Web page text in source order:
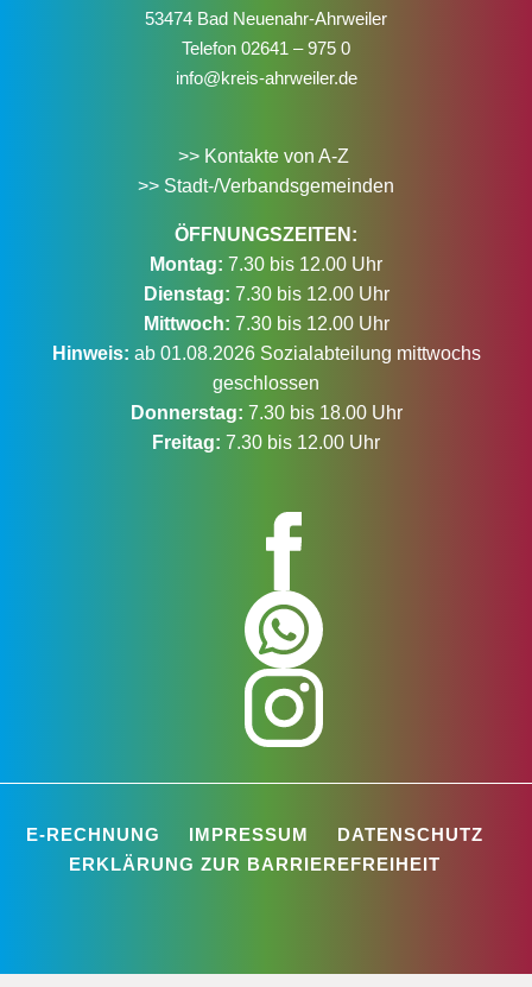
53474 Bad Neuenahr-Ahrweiler
Telefon 02641 – 975 0
info@kreis-ahrweiler.de
>> Kontakte von A-Z
>> Stadt-/Verbandsgemeinden
ÖFFNUNGSZEITEN:
Montag: 7.30 bis 12.00 Uhr
Dienstag: 7.30 bis 12.00 Uhr
Mittwoch: 7.30 bis 12.00 Uhr
Hinweis: ab 01.08.2026 Sozialabteilung mittwochs
geschlossen
Donnerstag: 7.30 bis 18.00 Uhr
Freitag: 7.30 bis 12.00 Uhr
E-RECHNUNG IMPRESSUM
DATENSCHUTZ
ERKLÄRUNG ZUR BARRIEREFREIHEIT